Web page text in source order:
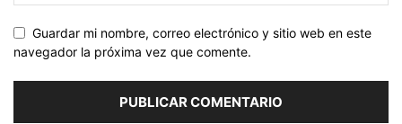
Guardar mi nombre, correo electrónico y sitio web en este
navegador la próxima vez que comente.